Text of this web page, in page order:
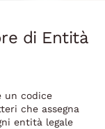
di Entità
un codice
che assegna
entità legale